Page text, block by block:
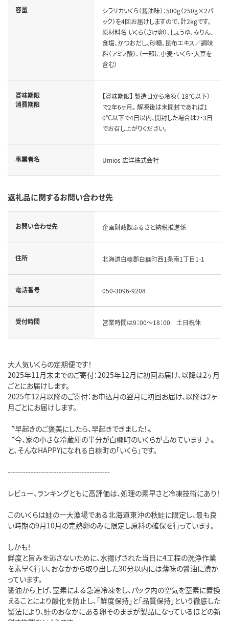
容量
シラリカいくら（醤油味）：500g（250g×2パ
ック）を4回お届けしますので、計2kgです。
原材料名 いくら（さけ卵）、しょうゆ、みりん、
食塩、かつおだし、砂糖、昆布エキス／調味
料（アミノ酸）、（一部に小麦・いくら・大豆を
含む）
賞味期限
消費期限
【賞味期限】 製造日から冷凍（-18℃以下）
で2年6ヶ月。 解凍後は未開封であれば1
0℃以下で4日以内、開封した場合は2・3日
でお召し上がりください。
事業者名 Umios 広洋株式会社
返礼品に関するお問い合わせ先
お問い合わせ先 企画財政課ふるさと納税推進係
住所 北海道白糠郡白糠町西1条南1丁目1-1
電話番号 050-3096-9208
受付時間 営業時間は9：00～18：00 土日祝休
大人気いくらの定期便です！
2025年11月末までのご寄付：2025年12月に初回お届け、以降は2ヶ月
ごとにお届けします。
2025年12月以降のご寄付：お申込月の翌月に初回お届け、以降は2ヶ
月ごとにお届けします。
〝早起きのご褒美にしたら、早起きできました！〟
〝今、家の小さな冷蔵庫の半分が白糠町のいくらが占めています♪〟
と、そんなHAPPYになれる白糠町の「いくら」です。
----------------------------------------
レビュー、ランキングともに高評価は、処理の素早さと冷凍技術にあり！
このいくらは鮭の一大漁場である北海道東沖の秋鮭に限定し、最も良
い時期の9月10月の完熟卵のみに限定し原料の確保を行っています。
しかも！
鮮度と旨みを逃さないために、水揚げされた当日に4工程の洗浄作業
を素早く行い、おなかから取り出した30分以内には薄味の醤油に漬か
っています。
醤油から上げ、窒素による急速冷凍をし、パック内の空気を窒素に置換
えることにより酸化を防止し、「鮮度保持」と「品質保持」という徹底した
製法により、鮭のおなかにある卵そのままが製品になっているほどの新